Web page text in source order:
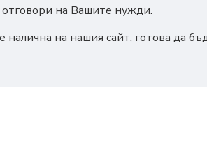
на Вашите нужди.
налична на нашия сайт, готова да